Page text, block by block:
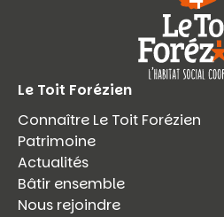
Le Toit Forézien
Connaître Le Toit Forézien
Patrimoine
Actualités
Bâtir ensemble
Nous rejoindre